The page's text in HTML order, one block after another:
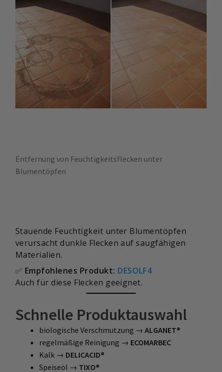
Entfernung von Feuchtigkeitsflecken unter
Blumentöpfen
Stauende Feuchtigkeit unter Blumentöpfen
verursacht dunkle Flecken auf saugfähigen
Materialien.
✅ Empfohlenes Produkt: DESOLF4
Auch für diese Flecken geeignet.
Schnelle Produktauswahl
biologische Verschmutzung → ALGANET®
regelmäßige Reinigung → ECOMARBEC
Kalk → DELICACID®
Speiseöl → TIXO®